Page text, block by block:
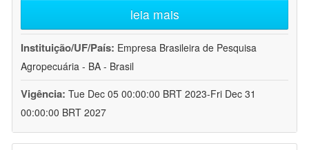
leia mais
Instituição/UF/País: Empresa Brasileira de Pesquisa
Agropecuária - BA - Brasil
Vigência: Tue Dec 05 00:00:00 BRT 2023-Fri Dec 31
00:00:00 BRT 2027